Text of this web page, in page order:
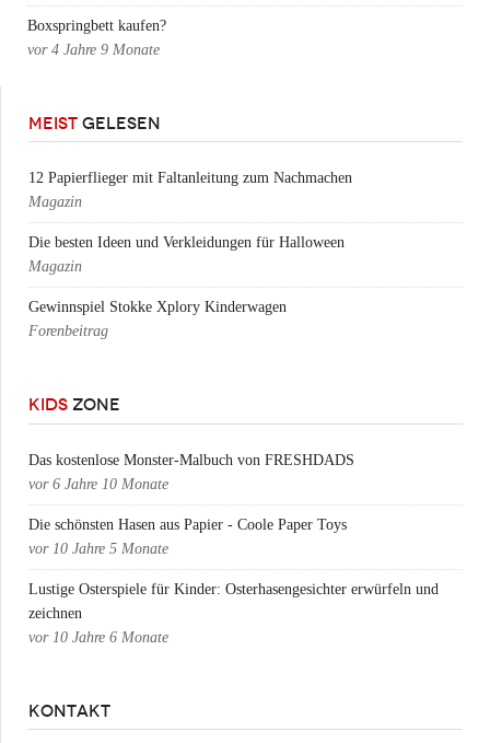
Boxspringbett kaufen?
vor 4 Jahre 9 Monate
MEIST GELESEN
12 Papierflieger mit Faltanleitung zum Nachmachen
Magazin
Die besten Ideen und Verkleidungen für Halloween
Magazin
Gewinnspiel Stokke Xplory Kinderwagen
Forenbeitrag
KIDS ZONE
Das kostenlose Monster-Malbuch von FRESHDADS
vor 6 Jahre 10 Monate
Die schönsten Hasen aus Papier - Coole Paper Toys
vor 10 Jahre 5 Monate
Lustige Osterspiele für Kinder: Osterhasengesichter erwürfeln und
zeichnen
vor 10 Jahre 6 Monate
KONTAKT